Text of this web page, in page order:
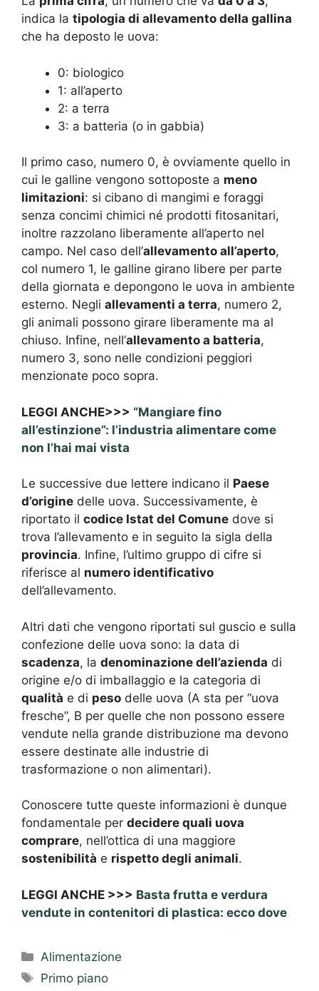
indica la tipologia di allevamento della gallina
che ha deposto le uova:
0: biologico
1: all’aperto
2: a terra
3: a batteria (o in gabbia)
Il primo caso, numero 0, è ovviamente quello in
cui le galline vengono sottoposte a meno
limitazioni: si cibano di mangimi e foraggi
senza concimi chimici né prodotti fitosanitari,
inoltre razzolano liberamente all’aperto nel
campo. Nel caso dell’allevamento all’aperto,
col numero 1, le galline girano libere per parte
della giornata e depongono le uova in ambiente
esterno. Negli allevamenti a terra, numero 2,
gli animali possono girare liberamente ma al
chiuso. Infine, nell’allevamento a batteria,
numero 3, sono nelle condizioni peggiori
menzionate poco sopra.
LEGGI ANCHE>>> “Mangiare fino
all’estinzione”: l’industria alimentare come
non l’hai mai vista
Le successive due lettere indicano il Paese
d’origine delle uova. Successivamente, è
riportato il codice Istat del Comune dove si
trova l’allevamento e in seguito la sigla della
provincia. Infine, l’ultimo gruppo di cifre si
riferisce al numero identificativo
dell’allevamento.
Altri dati che vengono riportati sul guscio e sulla
confezione delle uova sono: la data di
scadenza, la denominazione dell’azienda di
origine e/o di imballaggio e la categoria di
qualità e di peso delle uova (A sta per “uova
fresche”, B per quelle che non possono essere
vendute nella grande distribuzione ma devono
essere destinate alle industrie di
trasformazione o non alimentari).
Conoscere tutte queste informazioni è dunque
fondamentale per decidere quali uova
comprare, nell’ottica di una maggiore
sostenibilità e rispetto degli animali.
LEGGI ANCHE >>> Basta frutta e verdura
vendute in contenitori di plastica: ecco dove
Categorie
Alimentazione
Tag
Primo piano